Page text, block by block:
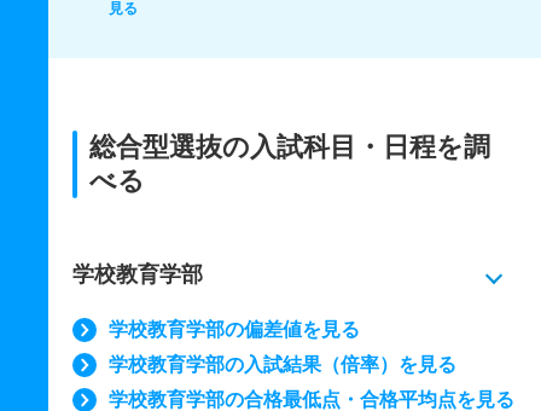
見る
総合型選抜の入試科目・日程を調
べる
学校教育学部
学校教育学部の偏差値を見る
学校教育学部の入試結果（倍率）を見る
学校教育学部の合格最低点・合格平均点を見る